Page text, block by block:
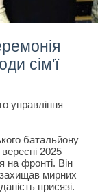
сім'ї
управління
батальйону
2025
на фронті. Він
мирних
присязі.